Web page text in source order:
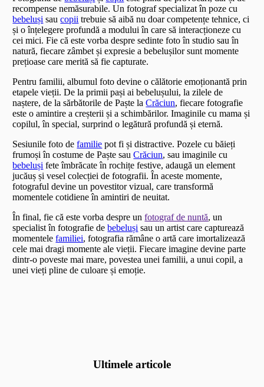
recompense nemăsurabile. Un fotograf specializat în poze cu
bebeluși saucopii trebuie să aibă nu doar competențe tehnice, ci
și o înțelegere profundă a modului în care să interacționeze cu
cei mici. Fie că este vorba despre sedinte foto în studio sau în
natură, fiecare zâmbet și expresie a bebelușilor sunt momente
prețioase care merită să fie capturate.
Pentru familii, albumul foto devine o călătorie emoționantă prin
etapele vieții. De la primii pași ai bebelușului, la zilele de
naștere, de la sărbătorile de Paște laCrăciun, fiecare fotografie
este o amintire a creșterii și a schimbărilor. Imaginile cu mama și
copilul, în special, surprind o legătură profundă și eternă.
Sesiunile foto defamilie pot fi și distractive. Pozele cu băieți
frumoși în costume de Paște sauCrăciun, sau imaginile cu
bebeluși fete îmbrăcate în rochițe festive, adaugă un element
jucăuș și vesel colecției de fotografii. În aceste momente,
fotograful devine un povestitor vizual, care transformă
momentele cotidiene în amintiri de neuitat.
În final, fie că este vorba despre unfotograf de nuntă, un
specialist în fotografie debebeluși sau un artist care capturează
momentelefamiliei, fotografia rămâne o artă care imortalizează
cele mai dragi momente ale vieții. Fiecare imagine devine parte
dintr-o poveste mai mare, povestea unei familii, a unui copil, a
unei vieți pline de culoare și emoție.
Ultimele articole